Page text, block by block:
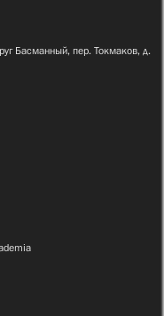
Басманный, пер. Токмаков, д.